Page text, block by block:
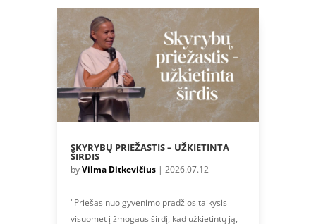
SKYRYBŲ PRIEŽASTIS – UŽKIETINTA
ŠIRDIS
byVilma Ditkevičius| 2026.07.12
"Priešas nuo gyvenimo pradžios taikysis
visuomet į žmogaus širdį, kad užkietintų ją,